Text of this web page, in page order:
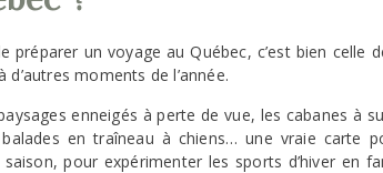
préparer un voyage au Québec, c’est bien celle
moments de l’année.
enneigés à perte de vue, les cabanes à
en traîneau à chiens… une vraie carte
pour expérimenter les sports d’hiver en